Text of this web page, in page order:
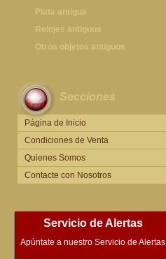
Fotografia antigua
Publicaciones antiguas
Gramófonos antiguos
Cajas de música antiguas
Radios antiguas
Plata antigua
Plata antigua
Relojes antiguos
Relojes sobremesa antiguos
Relojes de pie antiguos
Relojes de bolsillo antiguos
Relojes de pulsera antiguos
Otros objetos antiguos
Secciones
Página de Inicio
Condiciones de Venta
Quienes Somos
Contacte con Nosotros
Servicio de Alertas
Apúntate a nuestro Servicio de Alertas